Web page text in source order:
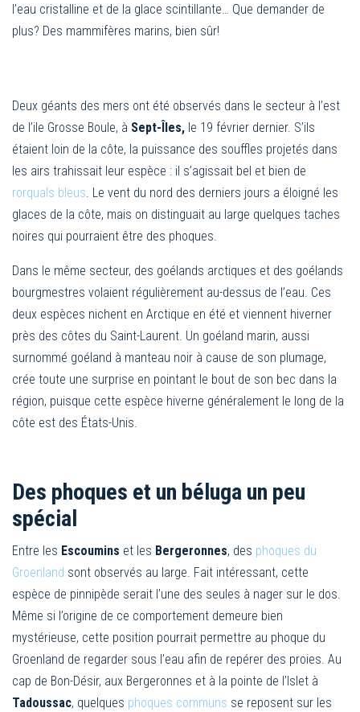
l’eau cristalline et de la glace scintillante… Que demander de
plus? Des mammifères marins, bien sûr!
Deux géants des mers ont été observés dans le secteur à l’est
de l’ile Grosse Boule, à Sept-Îles, le 19 février dernier. S’ils
étaient loin de la côte, la puissance des souffles projetés dans
les airs trahissait leur espèce : il s’agissait bel et bien de
rorquals bleus . Le vent du nord des derniers jours a éloigné les
glaces de la côte, mais on distinguait au large quelques taches
noires qui pourraient être des phoques.
Dans le même secteur, des goélands arctiques et des goélands
bourgmestres volaient régulièrement au-dessus de l’eau. Ces
deux espèces nichent en Arctique en été et viennent hiverner
près des côtes du Saint-Laurent. Un goéland marin, aussi
surnommé goéland à manteau noir à cause de son plumage,
crée toute une surprise en pointant le bout de son bec dans la
région, puisque cette espèce hiverne généralement le long de la
côte est des États-Unis.
Des phoques et un béluga un peu
spécial
Entre les Escoumins et les Bergeronnes, des phoques du
Groenland sont observés au large. Fait intéressant, cette
espèce de pinnipède serait l’une des seules à nager sur le dos.
Même si l’origine de ce comportement demeure bien
mystérieuse, cette position pourrait permettre au phoque du
Groenland de regarder sous l’eau afin de repérer des proies. Au
cap de Bon-Désir, aux Bergeronnes et à la pointe de l’Islet à
Tadoussac, quelques phoques communs se reposent sur les